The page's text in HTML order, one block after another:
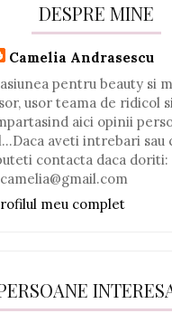
DESPRE MINE
Camelia Andrasescu
pentru beauty si
usor teama de ridicol
aici opinii
aveti intrebari sau
contacta daca doriti:
meu complet